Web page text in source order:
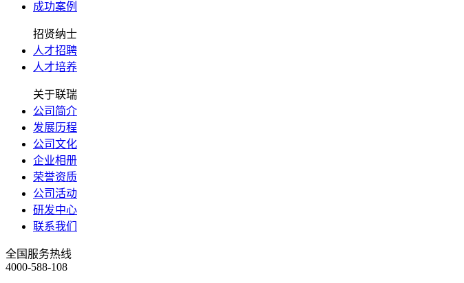
成功案例
招贤纳士
人才招聘
人才培养
关于联瑞
公司简介
发展历程
公司文化
企业相册
荣誉资质
公司活动
研发中心
联系我们
全国服务热线
4000-588-108